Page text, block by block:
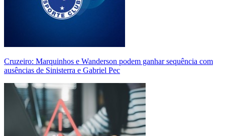
Cruzeiro: Marquinhos e Wanderson podem ganhar sequência com
ausências de Sinisterra e Gabriel Pec